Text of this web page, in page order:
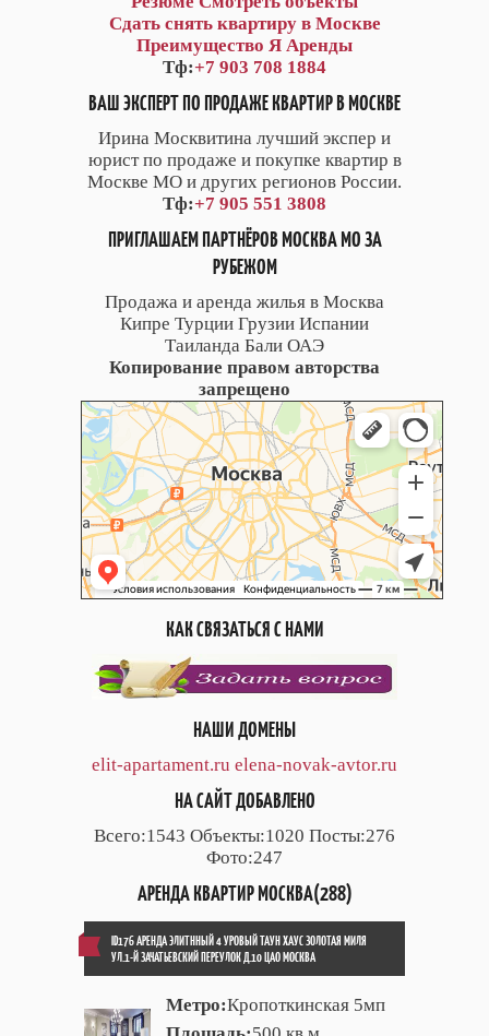
Сдать снять квартиру в Москве
Преимущество Я Аренды
Тф:+7 903 708 1884
ВАШ ЭКСПЕРТ ПО ПРОДАЖЕ КВАРТИР В МОСКВЕ
Ирина Москвитина лучший экспер и
юрист по продаже и покупке квартир в
Москве МО и других регионов России.
Тф:+7 905 551 3808
ПРИГЛАШАЕМ ПАРТНЁРОВ МОСКВА МО ЗА
РУБЕЖОМ
Продажа и аренда жилья в Москва
Кипре Турции Грузии Испании
Таиланда Бали ОАЭ
Копирование правом авторства
запрещено
КАК СВЯЗАТЬСЯ С НАМИ
НАШИ ДОМЕНЫ
elit-apartament.ru elena-novak-avtor.ru
НА САЙТ ДОБАВЛЕНО
Всего:1543 Объекты:1020 Посты:276
Фото:247
АРЕНДА КВАРТИР МОСКВА(288)
ID176 АРЕНДА ЭЛИТННЫЙ 4 УРОВЫЙ ТАУН ХАУС ЗОЛОТАЯ МИЛЯ
УЛ.1-Й ЗАЧАТЬЕВСКИЙ ПЕРЕУЛОК Д.10 ЦАО МОСКВА
Метро:Кропоткинская 5мп